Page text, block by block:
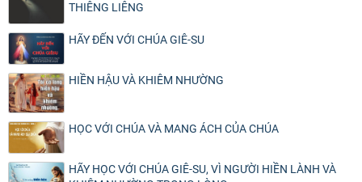
THIÊNG LIÊNG
HÃY ĐẾN VỚI CHÚA GIÊ-SU
HIỀN HẬU VÀ KHIÊM NHƯỜNG
HỌC VỚI CHÚA VÀ MANG ÁCH CỦA CHÚA
HÃY HỌC VỚI CHÚA GIÊ-SU, VÌ NGƯỜI HIỀN LÀNH VÀ